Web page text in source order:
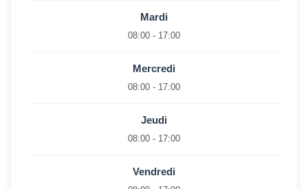
Mardi
08:00 - 17:00
Mercredi
08:00 - 17:00
Jeudi
08:00 - 17:00
Vendredi